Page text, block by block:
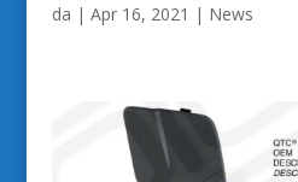
da | Apr 16, 2021 | News